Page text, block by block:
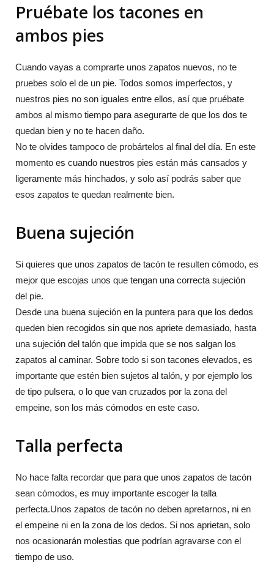
Pruébate los tacones en
ambos pies
Cuando vayas a comprarte unos zapatos nuevos, no te
pruebes solo el de un pie. Todos somos imperfectos, y
nuestros pies no son iguales entre ellos, así que pruébate
ambos al mismo tiempo para asegurarte de que los dos te
quedan bien y no te hacen daño.
No te olvides tampoco de probártelos al final del día. En este
momento es cuando nuestros pies están más cansados y
ligeramente más hinchados, y solo así podrás saber que
esos zapatos te quedan realmente bien.
Buena sujeción
Si quieres que unos zapatos de tacón te resulten cómodo, es
mejor que escojas unos que tengan una correcta sujeción
del pie.
Desde una buena sujeción en la puntera para que los dedos
queden bien recogidos sin que nos apriete demasiado, hasta
una sujeción del talón que impida que se nos salgan los
zapatos al caminar. Sobre todo si son tacones elevados, es
importante que estén bien sujetos al talón, y por ejemplo los
de tipo pulsera, o lo que van cruzados por la zona del
empeine, son los más cómodos en este caso.
Talla perfecta
No hace falta recordar que para que unos zapatos de tacón
sean cómodos, es muy importante escoger la talla
perfecta.Unos zapatos de tacón no deben apretarnos, ni en
el empeine ni en la zona de los dedos. Si nos aprietan, solo
nos ocasionarán molestias que podrían agravarse con el
tiempo de uso.